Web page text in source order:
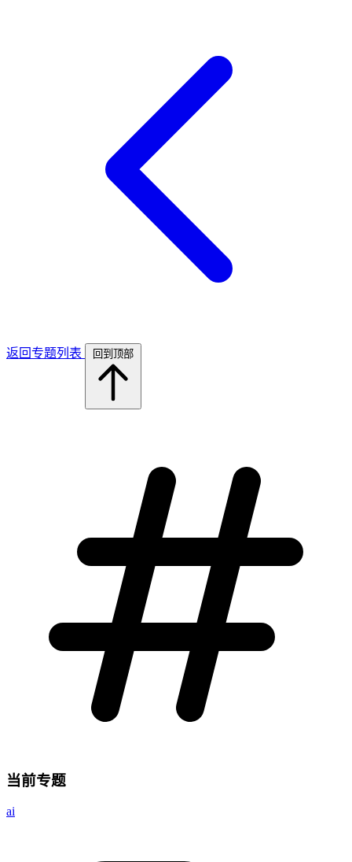
返回专题列表
当前专题
ai